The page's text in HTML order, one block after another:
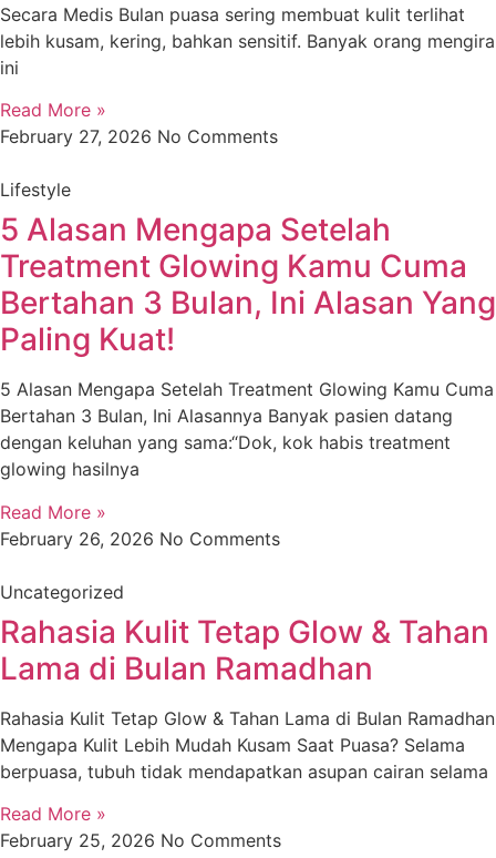
Secara Medis Bulan puasa sering membuat kulit terlihat
lebih kusam, kering, bahkan sensitif. Banyak orang mengira
ini
Read More »
February 27, 2026 No Comments
Lifestyle
5 Alasan Mengapa Setelah
Treatment Glowing Kamu Cuma
Bertahan 3 Bulan, Ini Alasan Yang
Paling Kuat!
5 Alasan Mengapa Setelah Treatment Glowing Kamu Cuma
Bertahan 3 Bulan, Ini Alasannya Banyak pasien datang
dengan keluhan yang sama:“Dok, kok habis treatment
glowing hasilnya
Read More »
February 26, 2026 No Comments
Uncategorized
Rahasia Kulit Tetap Glow & Tahan
Lama di Bulan Ramadhan
Rahasia Kulit Tetap Glow & Tahan Lama di Bulan Ramadhan
Mengapa Kulit Lebih Mudah Kusam Saat Puasa? Selama
berpuasa, tubuh tidak mendapatkan asupan cairan selama
Read More »
February 25, 2026 No Comments